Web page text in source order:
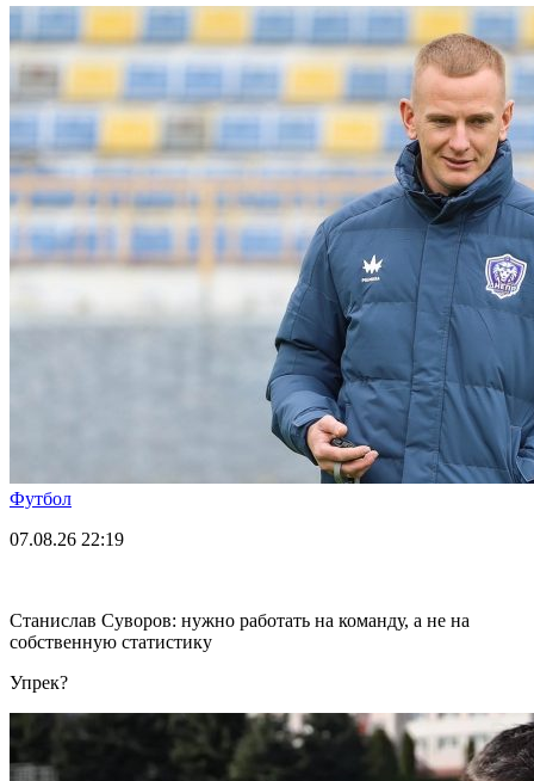
Футбол
07.08.26 22:19
Станислав Суворов: нужно работать на команду, а не на
собственную статистику
Упрек?